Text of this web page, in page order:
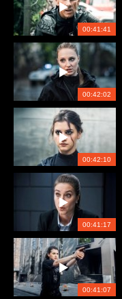
00:41:41
00:42:02
00:42:10
00:41:17
00:41:07